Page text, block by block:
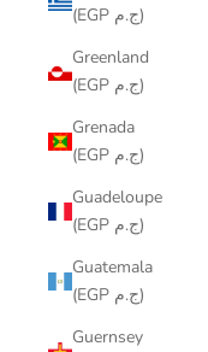
(EGP ج.م)
Greenland
(EGP ج.م)
Grenada
(EGP ج.م)
Guadeloupe
(EGP ج.م)
Guatemala
(EGP ج.م)
Guernsey